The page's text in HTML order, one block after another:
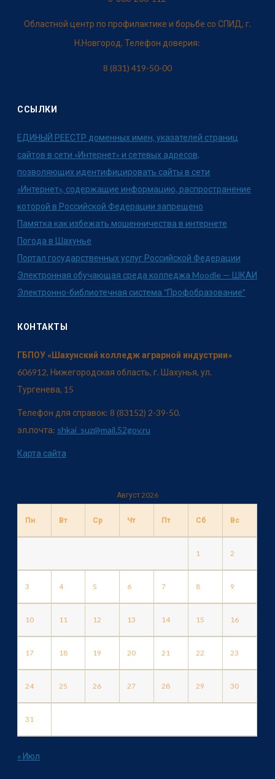
Областной центр по профилактике и борьбе со СПИД, г.
Н.Новгород. Телефон доверия:
8 (831) 419-50-00
ССЫЛКИ
ЕДИНЫЙ РЕЕСТР доменных имен, указателей страниц
сайтов в сети «Интернет» и сетевых адресов,
позволяющих идентифицировать сайты в сети
«Интернет», содержащие информацию, распространение
которой в Российской Федерации запрещено
Памятка как избежать мошенничества в интернете
Погода в Шахунье
Портал государственных услуг Российской Федерации
Электронная обучающая среда колледжа Moodle — ШКАИ
Электронно-библиотечная система "Профобразование"
КОНТАКТЫ
ГБПОУ «Шахунский колледж аграрной индустрии»
606912, Нижегородская область, г. Шахунья, ул.
Тургенева, 15
Телефон для справок: 8 (83152) 2-39-50.
эл.почта: shkai_suz@mail.52gov.ru
Карта сайта
Август 2026
Пн Вт Ср Чт Пт Сб Вс
1 2
3 4 5 6 7 8 9
10 11 12 13 14 15 16
17 18 19 20 21 22 23
24 25 26 27 28 29 30
31
« Июл